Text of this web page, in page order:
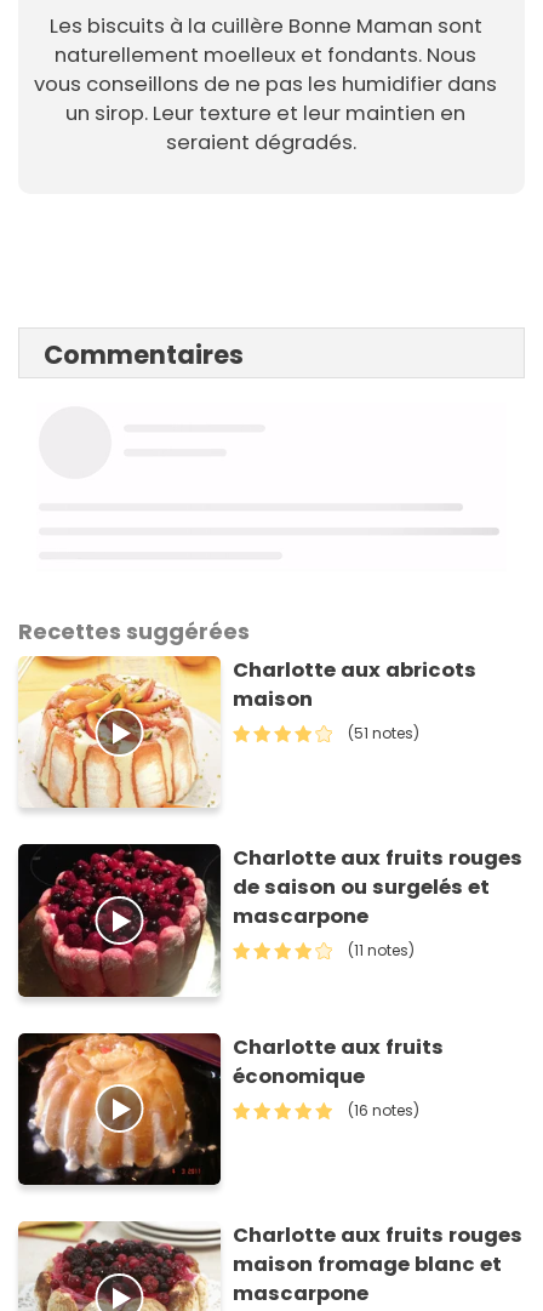
Les biscuits à la cuillère Bonne Maman sont
naturellement moelleux et fondants. Nous
vous conseillons de ne pas les humidifier dans
un sirop. Leur texture et leur maintien en
seraient dégradés.
Commentaires
Recettes suggérées
Charlotte aux abricots
maison
(51 notes)
Charlotte aux fruits rouges
de saison ou surgelés et
mascarpone
(11 notes)
Charlotte aux fruits
économique
(16 notes)
Charlotte aux fruits rouges
maison fromage blanc et
mascarpone